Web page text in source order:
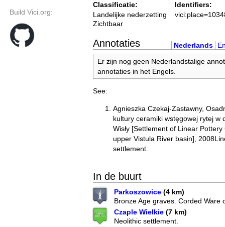
Build Vici.org:
Classificatie:
Landelijke nederzetting
Zichtbaar
Identifiers:
Annotaties Nederlands
Er zijn nog geen Nederlandstalige
annotaties in het Engels.
See:
Agnieszka Czekaj-Zastawny,
kultury ceramiki wstęgowej rytej w
Wisły [Settlement of Linear
upper Vistula River basin],
settlement.
In de buurt
Parkoszowice (4 km)
Bronze Age graves. Corded Ware
Czaple Wielkie (7 km)
Neolithic settlement.